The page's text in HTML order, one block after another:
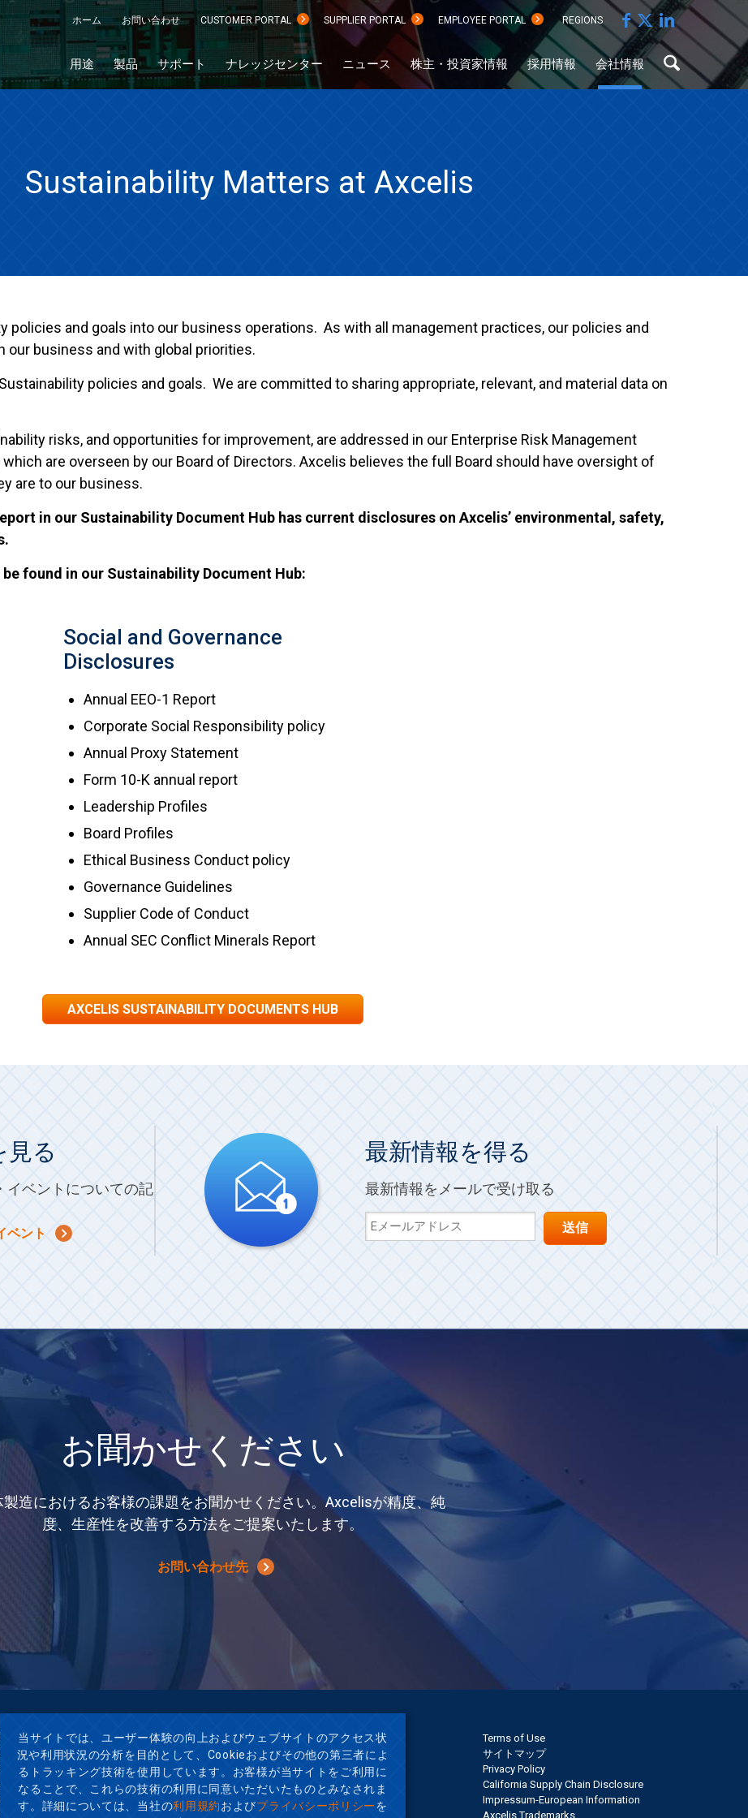
ホーム お問い合わせ CUSTOMER PORTAL SUPPLIER PORTAL EMPLOYEE PORTAL REGIONS
用途 製品 サポート ナレッジセンター ニュース 株主・投資家情報 採用情報 会社情報
Sustainability Matters at Axcelis
policies and goals into our business operations. As with all management practices, our policies and
our business and with global priorities.
policies and goals. We are committed to sharing appropriate, relevant, and material data on
risks, and opportunities for improvement, are addressed in our Enterprise Risk Management
are overseen by our Board of Directors. Axcelis believes the full Board should have oversight of
are to our business.
in our Sustainability Document Hub has current disclosures on Axcelis’ environmental, safety,
found in our Sustainability Document Hub:
Social and Governance
Disclosures
Annual EEO-1 Report
Corporate Social Responsibility policy
Annual Proxy Statement
Form 10-K annual report
Leadership Profiles
Board Profiles
Ethical Business Conduct policy
Governance Guidelines
Supplier Code of Conduct
Annual SEC Conflict Minerals Report
AXCELIS SUSTAINABILITY DOCUMENTS HUB
見る
イベントについての記
ベント
最新情報を得る
最新情報をメールで受け取る
お聞かせください
製造におけるお客様の課題をお聞かせください。Axcelisが精度、純
度、生産性を改善する方法をご提案いたします。
お問い合わせ先
部
Technologies
Hill Drive
MA 01915-1088
978.787.4000
主要拠点
China
Germany
Italy
Japan
Korea
Terms of Use
サイトマップ
Privacy Policy
California Supply Chain Disclosure
Impressum-European Information
Axcelis Trademarks
当サイトでは、ユーザー体験の向上およびウェブサイトのアクセス状
況や利用状況の分析を目的として、Cookieおよびその他の第三者によ
るトラッキング技術を使用しています。お客様が当サイトをご利用に
なることで、これらの技術の利用に同意いただいたものとみなされま
す。詳細については、当社の利用規約およびプライバシーポリシーを